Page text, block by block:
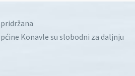
Konavle su slobodni za daljnju